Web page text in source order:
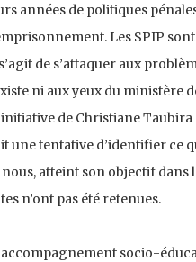
années de politiques
Les SPIP
de s’attaquer aux
ni aux yeux du ministère
de Christiane
une tentative d’identifier ce
atteint son objectif
n’ont pas été retenues.
socio-